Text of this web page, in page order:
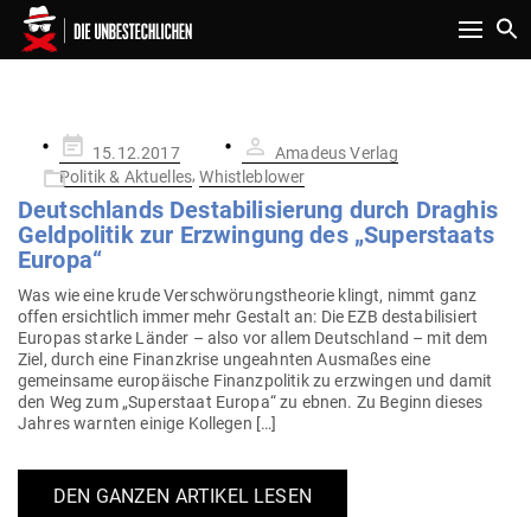
Toggle
SCHLAGWORT:
Gepostet
am
15.12.2017
Amadeus Verlag
Politik & Aktuelles,Whistleblower
Deutsch­lands Desta­bi­li­sierung durch Draghis
Geld­po­litik zur Erzwingung des „Super­staats
Europa“
Was wie eine krude Ver­schwö­rungs­theorie klingt, nimmt ganz
offen ersichtlich immer mehr Gestalt an: Die EZB desta­bi­li­siert
Europas starke Länder – also vor allem Deutschland – mit dem
Ziel, durch eine Finanz­krise unge­ahnten Aus­maßes eine
gemeinsame euro­päische Finanz­po­litik zu erzwingen und damit
den Weg zum „Super­staat Europa“ zu ebnen. Zu Beginn dieses
Jahres warnten einige Kollegen […]
DEN GANZEN ARTIKEL LESEN